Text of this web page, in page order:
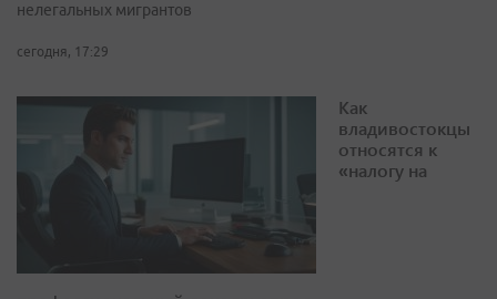
нелегальных мигрантов
сегодня, 17:29
Как
владивостокцы
относятся к
«налогу на